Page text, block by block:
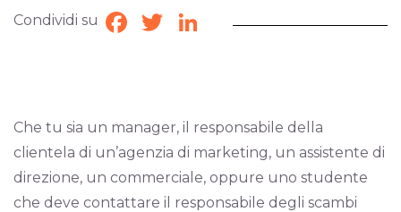
Condividi su Facebook
TwitterLinkedIn
Che tu sia un manager, il responsabile della
clientela di un’agenzia di marketing, un assistente di
direzione, un commerciale, oppure uno studente
che deve contattare il responsabile degli scambi